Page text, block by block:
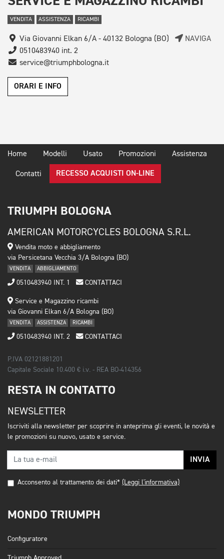
VENDITA ASSISTENZA RICAMBI
Via Giovanni Elkan 6/A - 40132 Bologna (BO)
NAVIGA
0510483940 int. 2
service@triumphbologna.it
ORARI E INFO
Home Modelli Usato Promozioni Assistenza
Contatti RECESSO ACQUISTI ON-LINE
TRIUMPH BOLOGNA
AMERICAN MOTORCYCLES BOLOGNA S.R.L.
Vendita moto e abbigliamento
via Persicetana Vecchia 3/A Bologna (BO)
VENDITA ABBIGLIAMENTO
0510483940 INT. 1 CONTATTACI
Service e Magazzino ricambi
via Giovanni Elkan 6/A Bologna (BO)
VENDITA ASSISTENZA RICAMBI
0510483940 INT. 2 CONTATTACI
P.IVA 02121881201
Capitale Sociale 10.400 € i.v. - REA BO-414356
RESTA IN CONTATTO
NEWSLETTER
Iscriviti alla newsletter per scoprire in anteprima gli eventi, le novità e
le promozioni su nuovo, usato e service.
INVIA
Acconsento al trattamento dei dati* (Leggi l'informativa)
MONDO TRIUMPH
Configuratore